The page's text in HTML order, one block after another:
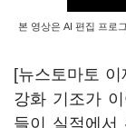
본 영상은 AI 편집 프로
[뉴스토마토
강화 기조가
들이 실적에서